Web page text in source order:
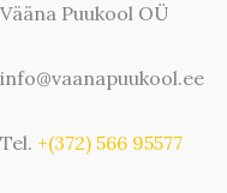
Vääna Puukool OÜ
info@vaanapuukool.ee
Tel. +(372) 566 95577